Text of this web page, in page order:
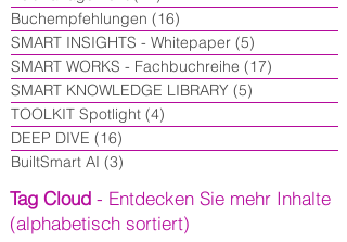
Buchempfehlungen (16)
SMART INSIGHTS - Whitepaper (5)
SMART WORKS - Fachbuchreihe (17)
SMART KNOWLEDGE LIBRARY (5)
TOOLKIT Spotlight (4)
DEEP DIVE (16)
BuiltSmart AI (3)
Tag Cloud - Entdecken Sie mehr Inhalte
(alphabetisch sortiert)